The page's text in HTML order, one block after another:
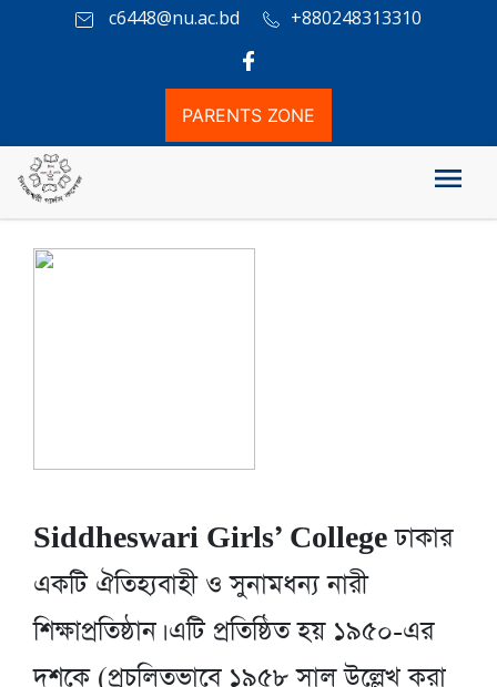
c6448@nu.ac.bd +880248313310
PARENTS ZONE
History of the College
Siddheswari Girls’ Collegeঢাকার
একটি ঐতিহ্যবাহী ও সুনামধন্য নারী
শিক্ষাপ্রতিষ্ঠান। এটি প্রতিষ্ঠিত হয় ১৯৫০-এর
দশকে (প্রচলিতভাবে ১৯৫৮ সাল উল্লেখ করা